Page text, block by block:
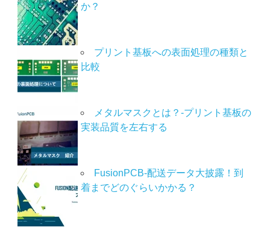
か？
プリント基板への表面処理の種類と
比較
メタルマスクとは？-プリント基板の
実装品質を左右する
FusionPCB-配送データ大披露！到
着までどのぐらいかかる？